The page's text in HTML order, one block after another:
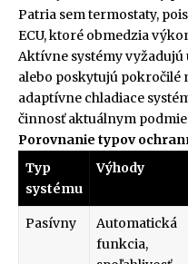
Patria sem termostaty,
ECU, ktoré obmedzia
Aktívne systémy
alebo poskytujú pokročilé
adaptívne chladiace
činnosť aktuálnym
Porovnanie typov
Typ
systému
Výhody
Pasívny
Automatická
funkcia,